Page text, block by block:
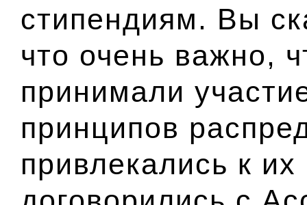
стипендиям. Вы
что очень важно,
принимали
принципов
привлекались к